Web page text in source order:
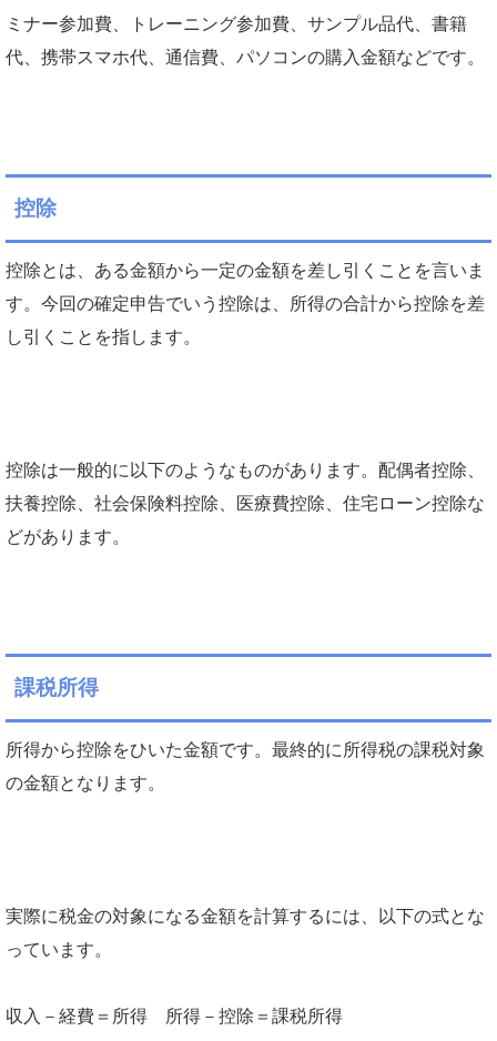
ミナー参加費、トレーニング参加費、サンプル品代、書籍
代、携帯スマホ代、通信費、パソコンの購入金額などです。
控除
控除とは、ある金額から一定の金額を差し引くことを言いま
す。今回の確定申告でいう控除は、所得の合計から控除を差
し引くことを指します。
控除は一般的に以下のようなものがあります。配偶者控除、
扶養控除、社会保険料控除、医療費控除、住宅ローン控除な
どがあります。
課税所得
所得から控除をひいた金額です。最終的に所得税の課税対象
の金額となります。
実際に税金の対象になる金額を計算するには、以下の式とな
っています。
収入－経費＝所得 所得－控除＝課税所得